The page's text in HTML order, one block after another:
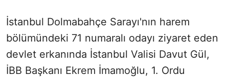
İstanbul Dolmabahçe Sarayı'nın harem
bölümündeki 71 numaralı odayı ziyaret eden
devlet erkanında İstanbul Valisi Davut Gül,
İBB Başkanı Ekrem İmamoğlu, 1. Ordu